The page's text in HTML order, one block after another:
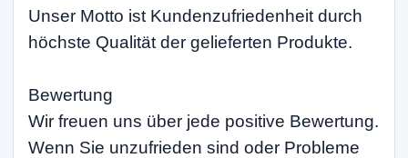
Unser Motto ist Kundenzufriedenheit durch
höchste Qualität der gelieferten Produkte.
Bewertung
Wir freuen uns über jede positive Bewertung.
Wenn Sie unzufrieden sind oder Probleme